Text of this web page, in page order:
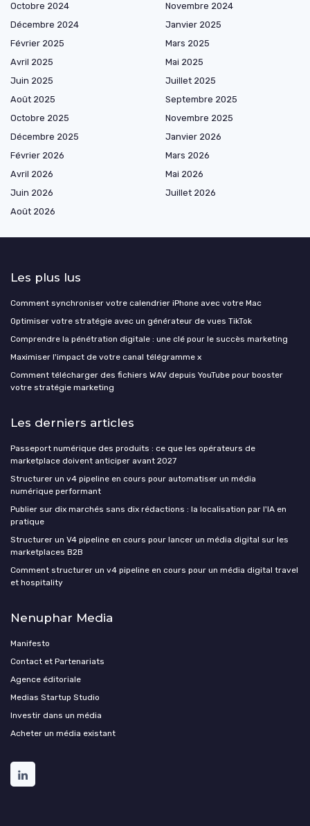
Octobre 2024
Novembre 2024
Décembre 2024
Janvier 2025
Février 2025
Mars 2025
Avril 2025
Mai 2025
Juin 2025
Juillet 2025
Août 2025
Septembre 2025
Octobre 2025
Novembre 2025
Décembre 2025
Janvier 2026
Février 2026
Mars 2026
Avril 2026
Mai 2026
Juin 2026
Juillet 2026
Août 2026
Les plus lus
Comment synchroniser votre calendrier iPhone avec votre Mac
Optimiser votre stratégie avec un générateur de vues TikTok
Comprendre la pénétration digitale : une clé pour le succès marketing
Maximiser l'impact de votre canal télégramme x
Comment télécharger des fichiers WAV depuis YouTube pour booster
votre stratégie marketing
Les derniers articles
Passeport numérique des produits : ce que les opérateurs de
marketplace doivent anticiper avant 2027
Structurer un v4 pipeline en cours pour automatiser un média
numérique performant
Publier sur dix marchés sans dix rédactions : la localisation par l'IA en
pratique
Structurer un V4 pipeline en cours pour lancer un média digital sur les
marketplaces B2B
Comment structurer un v4 pipeline en cours pour un média digital travel
et hospitality
Nenuphar Media
Manifesto
Contact et Partenariats
Agence éditoriale
Medias Startup Studio
Investir dans un média
Acheter un média existant